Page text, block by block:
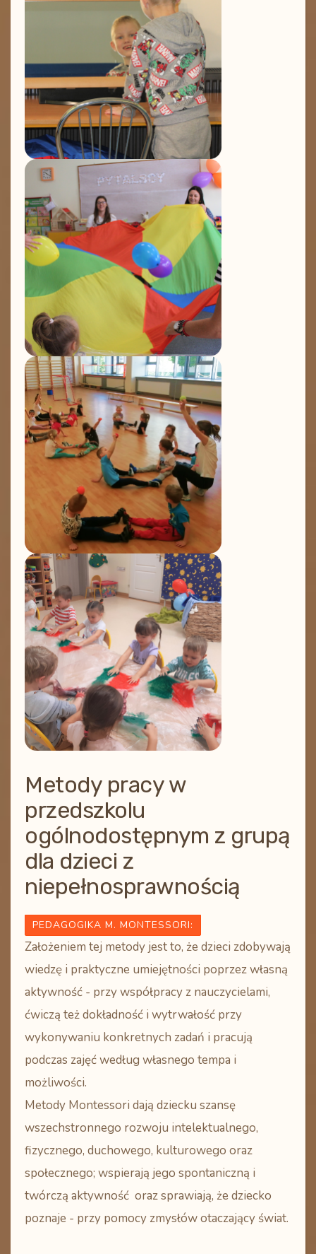
Metody pracy w
przedszkolu
ogólnodostępnym z grupą
dla dzieci z
niepełnosprawnością
PEDAGOGIKA M. MONTESSORI:
Założeniem tej metody jest to, że dzieci zdobywają
wiedzę i praktyczne umiejętności poprzez własną
aktywność - przy współpracy z nauczycielami,
ćwiczą też dokładność i wytrwałość przy
wykonywaniu konkretnych zadań i pracują
podczas zajęć według własnego tempa i
możliwości.
Metody Montessori dają dziecku szansę
wszechstronnego rozwoju intelektualnego,
fizycznego, duchowego, kulturowego oraz
społecznego; wspierają jego spontaniczną i
twórczą aktywność oraz sprawiają, że dziecko
poznaje - przy pomocy zmysłów otaczający świat.